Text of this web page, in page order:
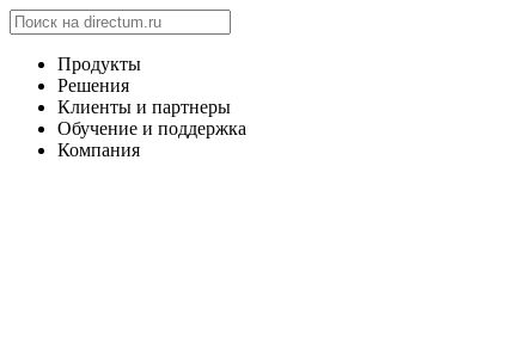
Продукты
Решения
Клиенты и партнеры
Обучение и поддержка
Компания